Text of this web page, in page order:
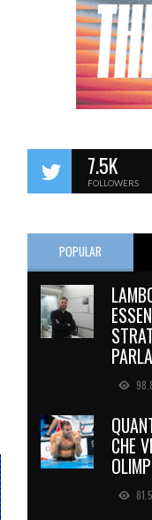
7.5K
FOLLOWERS
POPULAR
CHE